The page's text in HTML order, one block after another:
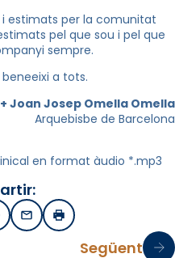
i estimats per la comunitat
pel que sou i pel que
sempre.
a tots.
+ Joan Josep Omella Omella
Arquebisbe de Barcelona
en format àudio *.mp3
EmailImprimir
Següent